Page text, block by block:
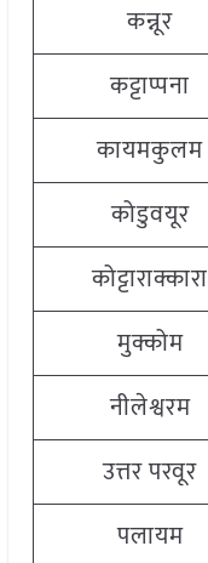
कन्नूर
कट्टाप्पना
कायमकुलम
कोडुवयूर
कोट्टाराक्कारा
मुक्कोम
नीलेश्वरम
उत्तर परवूर
पलायम